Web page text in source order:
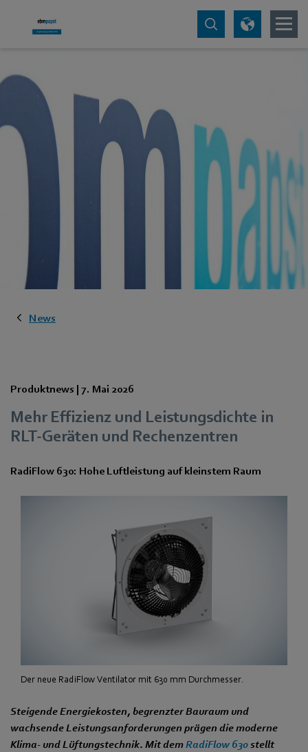
News
Produktnews | 7. Mai 2026
Mehr Effizienz und Leistungsdichte in
RLT-Geräten und Rechenzentren
RadiFlow 630: Hohe Luftleistung auf kleinstem Raum
Der neue RadiFlow Ventilator mit 630 mm Durchmesser.
Steigende Energiekosten, begrenzter Bauraum und
wachsende Leistungsanforderungen prägen die moderne
Klima‑ und Lüftungstechnik. Mit demRadiFlow 630stellt